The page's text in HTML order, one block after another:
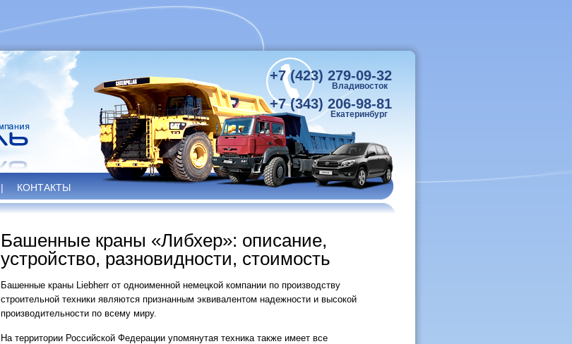
+7 (423) 279-09-32
Владивосток
+7 (343) 206-98-81
Екатеринбург
| КОНТАКТЫ
Башенные краны «Либхер»: описание,
устройство, разновидности, стоимость
Башенные краны Liebherr от одноименной немецкой компании по производству
строительной техники являются признанным эквивалентом надежности и высокой
производительности по всему миру.
На территории Российской Федерации упомянутая техника также имеет все